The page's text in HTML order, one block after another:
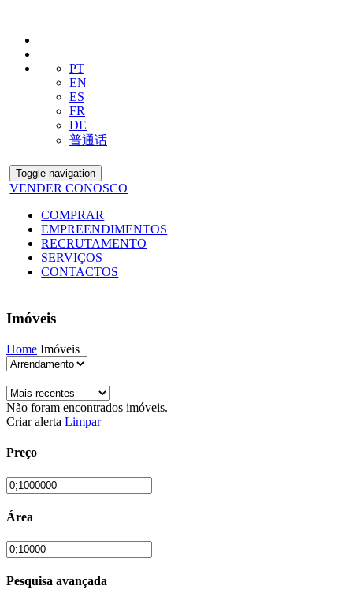
PT
EN
ES
FR
DE
普通话
Toggle navigation
VENDER CONOSCO
COMPRAR
EMPREENDIMENTOS
RECRUTAMENTO
SERVIÇOS
CONTACTOS
Imóveis
Home Imóveis
Não foram encontrados imóveis.
Criar alerta Limpar
Preço
Área
Pesquisa avançada